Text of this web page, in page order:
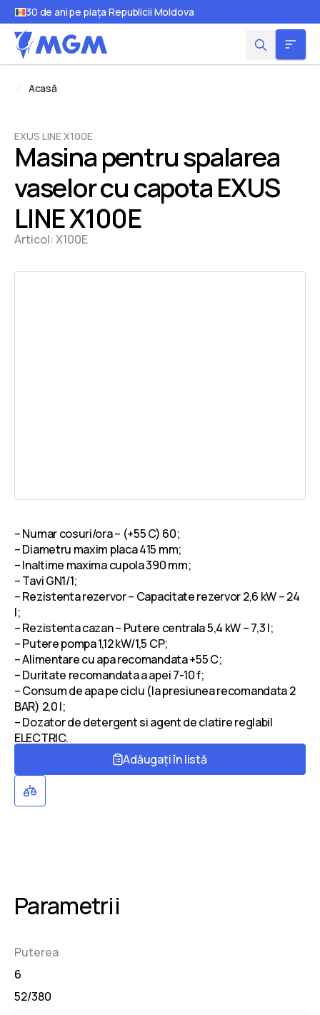
30 de ani pe piața Republicii Moldova
Acasă
EXUS LINE X100E
Masina pentru spalarea
vaselor cu capota EXUS
LINE X100E
Articol:X100E
– Numar cosuri/ora – (+55 C) 60;
– Diametru maxim placa 415 mm;
– Inaltime maxima cupola 390 mm;
– Tavi GN1/1;
– Rezistenta rezervor – Capacitate rezervor 2,6 kW – 24
l;
– Rezistenta cazan – Putere centrala 5,4 kW – 7,3 l;
– Putere pompa 1,12 kW/1,5 CP;
– Alimentare cu apa recomandata +55 C;
– Duritate recomandata a apei 7-10 f;
– Consum de apa pe ciclu (la presiunea recomandata 2
BAR) 2,0 l;
– Dozator de detergent si agent de clatire reglabil
ELECTRIC.
Adăugați în listă
Parametrii
Puterea
6
52/380